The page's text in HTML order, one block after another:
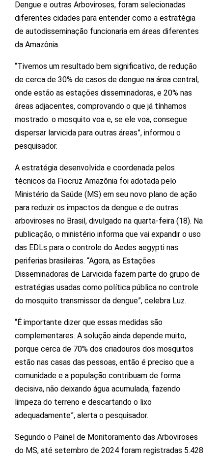
Dengue e outras Arboviroses, foram selecionadas
diferentes cidades para entender como a estratégia
de autodisseminação funcionaria em áreas diferentes
da Amazônia.
“Tivemos um resultado bem significativo, de redução
de cerca de 30% de casos de dengue na área central,
onde estão as estações disseminadoras, e 20% nas
áreas adjacentes, comprovando o que já tínhamos
mostrado: o mosquito voa e, se ele voa, consegue
dispersar larvicida para outras áreas”, informou o
pesquisador.
A estratégia desenvolvida e coordenada pelos
técnicos da Fiocruz Amazônia foi adotada pelo
Ministério da Saúde (MS) em seu novo plano de ação
para reduzir os impactos da dengue e de outras
arboviroses no Brasil, divulgado na quarta-feira (18). Na
publicação, o ministério informa que vai expandir o uso
das EDLs para o controle do Aedes aegypti nas
periferias brasileiras. “Agora, as Estações
Disseminadoras de Larvicida fazem parte do grupo de
estratégias usadas como política pública no controle
do mosquito transmissor da dengue”, celebra Luz.
“É importante dizer que essas medidas são
complementares. A solução ainda depende muito,
porque cerca de 70% dos criadouros dos mosquitos
estão nas casas das pessoas, então é preciso que a
comunidade e a população contribuam de forma
decisiva, não deixando água acumulada, fazendo
limpeza do terreno e descartando o lixo
adequadamente”, alerta o pesquisador.
Segundo o Painel de Monitoramento das Arboviroses
do MS, até setembro de 2024 foram registradas 5.428